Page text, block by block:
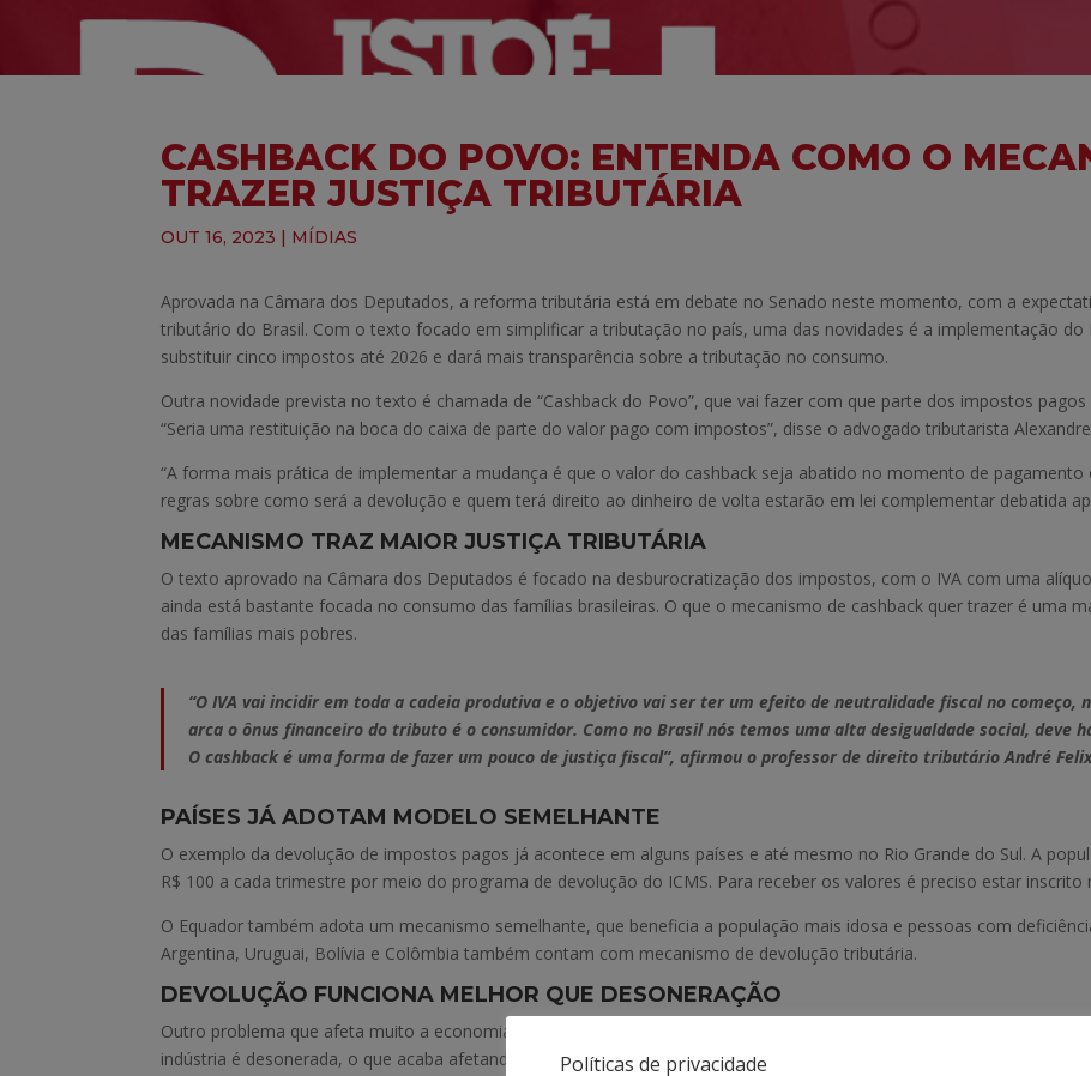
CASHBACK DO POVO: ENTENDA COMO O
TRAZER JUSTIÇA TRIBUTÁRIA
OUT 16, 2023 | MÍDIAS
Aprovada na Câmara dos Deputados, a reforma tributária está em debate no Senado neste momento, com a
tributário do Brasil. Com o texto focado em simplificar a tributação no país, uma das novidades é a implementação do
substituir cinco impostos até 2026 e dará mais transparência sobre a tributação no consumo.
Outra novidade prevista no texto é chamada de “Cashback do Povo”, que vai fazer com que parte dos impostos
“Seria uma restituição na boca do caixa de parte do valor pago com impostos”, disse o advogado tributarista
“A forma mais prática de implementar a mudança é que o valor do cashback seja abatido no momento de
regras sobre como será a devolução e quem terá direito ao dinheiro de volta estarão em lei complementar debatida
MECANISMO TRAZ MAIOR JUSTIÇA TRIBUTÁRIA
O texto aprovado na Câmara dos Deputados é focado na desburocratização dos impostos, com o IVA com uma
ainda está bastante focada no consumo das famílias brasileiras. O que o mecanismo de cashback quer trazer é uma
das famílias mais pobres.
“O IVA vai incidir em toda a cadeia produtiva e o objetivo vai ser ter um efeito de neutralidade fiscal no começo,
arca o ônus financeiro do tributo é o consumidor. Como no Brasil nós temos uma alta desigualdade social, deve
O cashback é uma forma de fazer um pouco de justiça fiscal”, afirmou o professor de direito tributário André
PAÍSES JÁ ADOTAM MODELO SEMELHANTE
O exemplo da devolução de impostos pagos já acontece em alguns países e até mesmo no Rio Grande do Sul. A
R$ 100 a cada trimestre por meio do programa de devolução do ICMS. Para receber os valores é preciso estar
O Equador também adota um mecanismo semelhante, que beneficia a população mais idosa e pessoas com
Argentina, Uruguai, Bolívia e Colômbia também contam com mecanismo de devolução tributária.
DEVOLUÇÃO FUNCIONA MELHOR QUE DESONERAÇÃO
Outro problema que afeta muito a economia brasileira são as desonerações. Muitas vezes, para garantir produtos
indústria é desonerada, o que acaba afetando o orçamento do governo. Por conta disso, Oliveira acredita que o
Políticas de privacidade